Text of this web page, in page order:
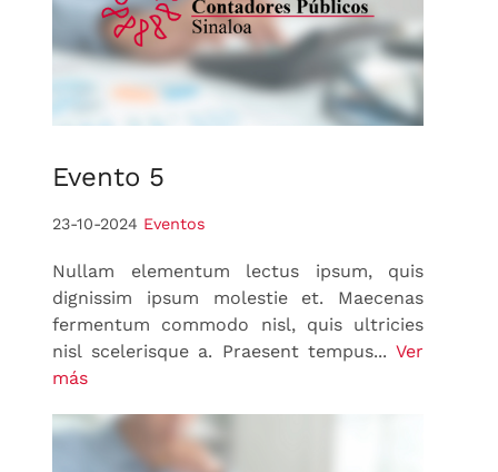
Evento 5
23-10-2024 Eventos
Nullam elementum lectus ipsum, quis
dignissim ipsum molestie et. Maecenas
fermentum commodo nisl, quis ultricies
nisl scelerisque a. Praesent tempus... Ver
más